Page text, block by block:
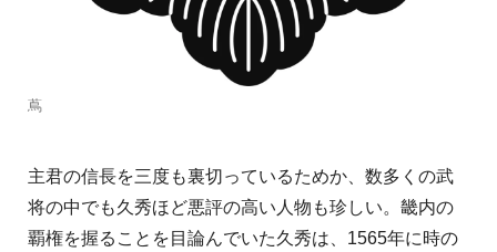
蔦
主君の信長を三度も裏切っているためか、数多くの武
将の中でも久秀ほど悪評の高い人物も珍しい。畿内の
覇権を握ることを目論んでいた久秀は、1565年に時の